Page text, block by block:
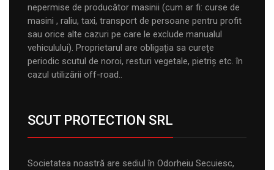
nepermise de producător masinii (cum ar fi: curse de
masini , raliu, taxi, transport de persoane pentru profit
sau orice alte cazuri pe care le exclude manualul
vehiculului). Proprietarul are obligația sa curețe
periodic scutul de noroi, resturi vegetale, pietriș etc. în
cazul utilizării off-road..
SCUT PROTECTION SRL
Societatea noastră are sediul în Odorheiu Secuiesc,